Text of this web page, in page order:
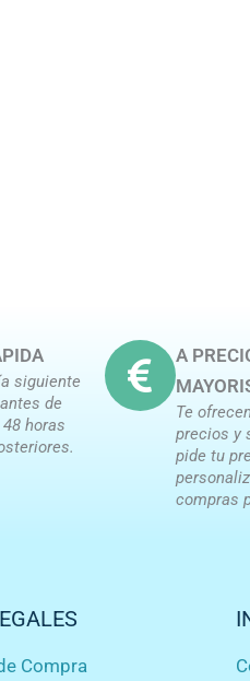
siguiente
de
horas
A
Te
precios y
pide tu
compras
Compra